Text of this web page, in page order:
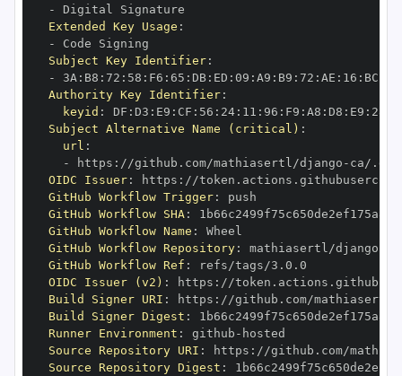
-
Extended Key Usage :
-
Subject Key Identifier:
-
3A : B8 : 72 : 58 : F6 : 65 : DB: ED : 09 : A9 : B9 : 72 : AE : 16 : BC
Authority Key Identifier:
keyid : DF : D3 : E9 : CF : 56 : 24: 11 : 96 : F9 : A8 : D8 : E9 : 28
Subject Alternative Name (critical) :
url :
-
https : //github.com/mathiasertl/django -
OIDC Issuer: https :
GitHub Workflow Trigger:
GitHub Workflow SHA:
GitHub Workflow Name :
GitHub Workflow Repository: mathiasertl/django
GitHub Workflow Ref :
OIDC Issuer (v2) : https :
Build Signer URI : https : //github.com/mathiasertl/
Build Signer Digest :
Runner Environment : github -
Source Repository URI : https : //github.com/
Source Repository Digest :